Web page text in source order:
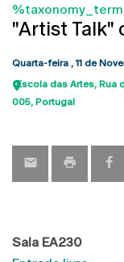
"Artist Talk"
Quarta-feira , 11 de
Escola das Artes Rua
005 Portugal
Sala EA230